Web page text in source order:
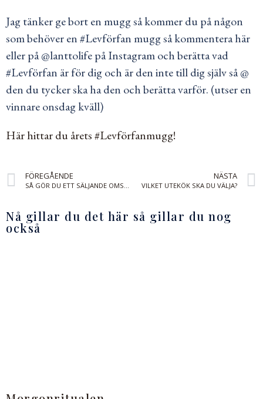
Jag tänker ge bort en mugg så kommer du på någon
som behöver en #Levförfan mugg så kommentera här
eller på @lanttolife på Instagram och berätta vad
#Levförfan är för dig och är den inte till dig själv så @
den du tycker ska ha den och berätta varför. (utser en
vinnare onsdag kväll)
Här hittar du årets #Levförfanmugg!
FÖREGÅENDE NÄSTA
VILKET UTEKÖK SKA DU VÄLJA?
Nå gillar du det här så gillar du nog
också